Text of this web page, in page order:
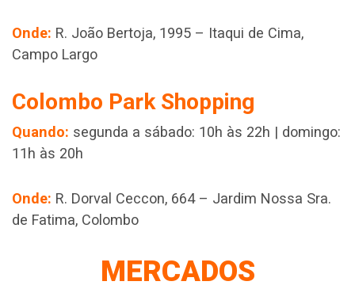
Onde: R. João Bertoja, 1995 – Itaqui de Cima,
Campo Largo
Colombo Park Shopping
Quando: segunda a sábado: 10h às 22h | domingo:
11h às 20h
Onde: R. Dorval Ceccon, 664 – Jardim Nossa Sra.
de Fatima, Colombo
MERCADOS